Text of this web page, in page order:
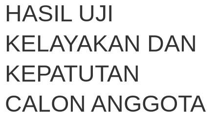
HASIL UJI
KELAYAKAN DAN
KEPATUTAN
CALON ANGGOTA